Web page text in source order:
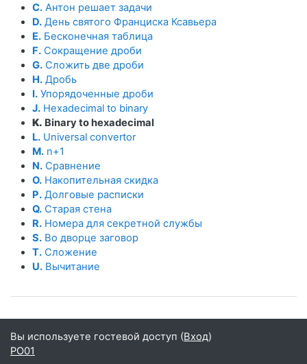
C. Антон решает задачи
D. День святого Франциска Ксавьера
E. Бесконечная таблица
F. Сокращение дроби
G. Сложить две дроби
H. Дробь
I. Упорядоченные дроби
J. Hexadecimal to binary
K. Binary to hexadecimal
L. Universal convertor
M. n+1
N. Сравнение
O. Накопительная скидка
P. Долговые расписки
Q. Старая стена
R. Номера для секретной службы
S. Во дворце заговор
T. Сложение
U. Вычитание
Вы используете гостевой доступ (Вход)
PO01